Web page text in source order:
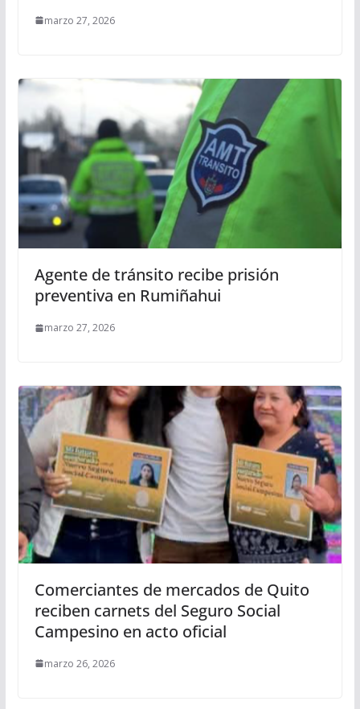
marzo 27, 2026
Agente de tránsito recibe prisión
preventiva en Rumiñahui
marzo 27, 2026
Comerciantes de mercados de Quito
reciben carnets del Seguro Social
Campesino en acto oficial
marzo 26, 2026